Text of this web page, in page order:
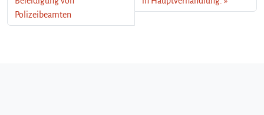
Polizeibeamten